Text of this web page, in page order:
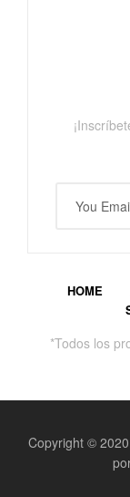
HOME
*Todos los
Copyright ©